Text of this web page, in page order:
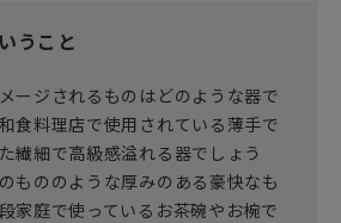
うこと
ージされるものはどのような器で
食料理店で使用されている薄手で
繊細で高級感溢れる器でしょう
もののような厚みのある豪快なも
家庭で使っているお茶碗やお椀で